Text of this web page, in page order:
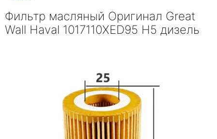
Фильтр масляный Оригинал Great
Wall Haval 1017110XED95 H5 дизель